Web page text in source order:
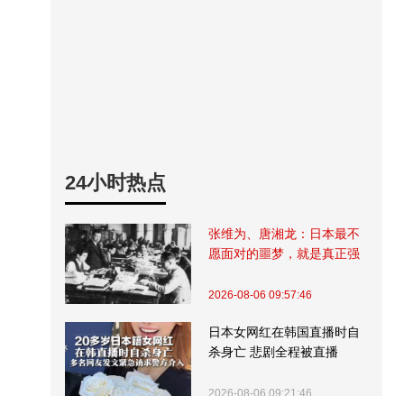
24小时热点
张维为、唐湘龙：日本最不
愿面对的噩梦，就是真正强
2026-08-06 09:57:46
日本女网红在韩国直播时自
杀身亡 悲剧全程被直播
2026-08-06 09:21:46